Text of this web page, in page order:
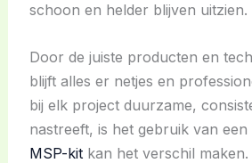
schoon en helder blijven uitzien.
Door de juiste producten en
blijft alles er netjes en
bij elk project duurzame,
nastreeft, is het gebruik van
MSP-kitkan het verschil maken.